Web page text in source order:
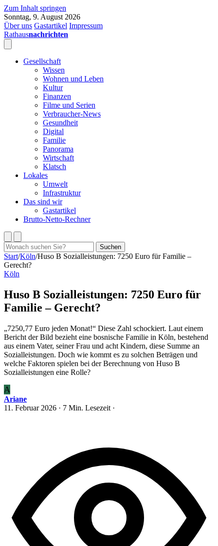
Zum Inhalt springen
Sonntag, 9. August 2026
Über uns Gastartikel Impressum
Rathausnachrichten
Gesellschaft
Wissen
Wohnen und Leben
Kultur
Finanzen
Filme und Serien
Verbraucher-News
Gesundheit
Digital
Familie
Panorama
Wirtschaft
Klatsch
Lokales
Umwelt
Infrastruktur
Das sind wir
Gastartikel
Brutto-Netto-Rechner
Suchen
nach:
Suchen
Start/Köln/Huso B Sozialleistungen: 7250 Euro für Familie –
Gerecht?
Köln
Huso B Sozialleistungen: 7250 Euro für
Familie – Gerecht?
„7250,77 Euro jeden Monat!“ Diese Zahl schockiert. Laut einem
Bericht der Bild bezieht eine bosnische Familie in Köln, bestehend
aus einem Vater, seiner Frau und acht Kindern, diese Summe an
Sozialleistungen. Doch wie kommt es zu solchen Beträgen und
welche Faktoren spielen bei der Berechnung von Huso B
Sozialleistungen eine Rolle?
A
Ariane
11. Februar 2026 · 7 Min. Lesezeit ·